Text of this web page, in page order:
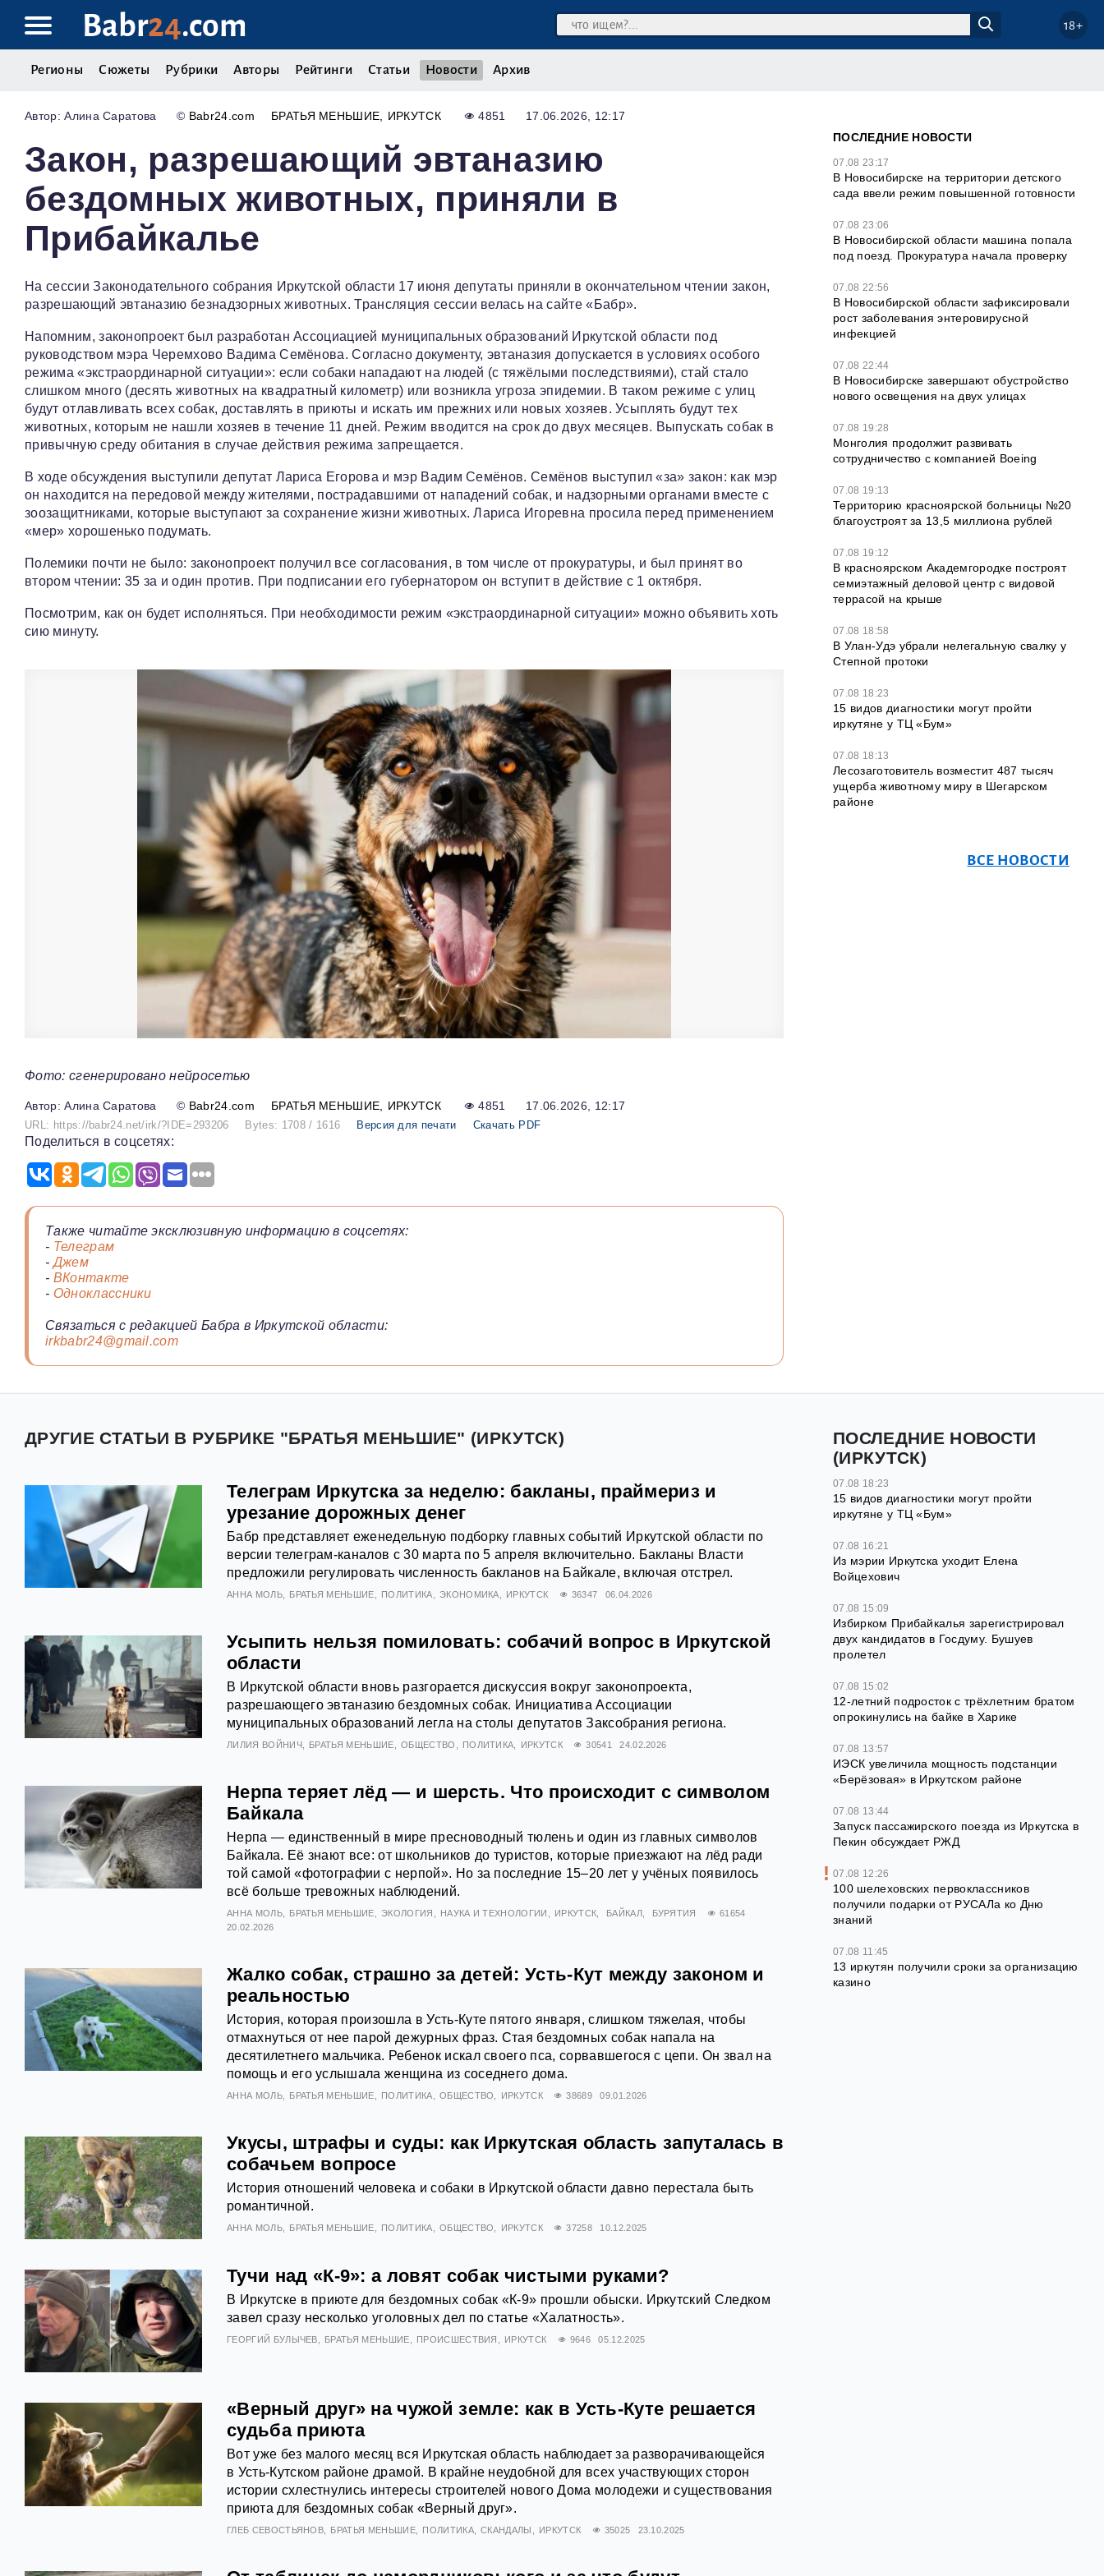
Babr24.com 18+
Регионы Сюжеты Рубрики Авторы Рейтинги Статьи Новости Архив
Алина Саратова © Babr24.com БРАТЬЯ МЕНЬШИЕ ИРКУТСК 4851 17.06.2026, 12:17
Закон, разрешающий эвтаназию
бездомных животных, приняли в
Прибайкалье
На сессии Законодательного собрания Иркутской области 17 июня депутаты приняли в окончательном чтении закон,
разрешающий эвтаназию безнадзорных животных. Трансляция сессии велась на сайте «Бабр».
Напомним, законопроект был разработан Ассоциацией муниципальных образований Иркутской области под
руководством мэра Черемхово Вадима Семёнова. Согласно документу, эвтаназия допускается в условиях особого
режима «экстраординарной ситуации»: если собаки нападают на людей (с тяжёлыми последствиями), стай стало
слишком много (десять животных на квадратный километр) или возникла угроза эпидемии. В таком режиме с улиц
будут отлавливать всех собак, доставлять в приюты и искать им прежних или новых хозяев. Усыплять будут тех
животных, которым не нашли хозяев в течение 11 дней. Режим вводится на срок до двух месяцев. Выпускать собак в
привычную среду обитания в случае действия режима запрещается.
В ходе обсуждения выступили депутат Лариса Егорова и мэр Вадим Семёнов. Семёнов выступил «за» закон: как мэр
он находится на передовой между жителями, пострадавшими от нападений собак, и надзорными органами вместе с
зоозащитниками, которые выступают за сохранение жизни животных. Лариса Игоревна просила перед применением
«мер» хорошенько подумать.
Полемики почти не было: законопроект получил все согласования, в том числе от прокуратуры, и был принят во
втором чтении: 35 за и один против. При подписании его губернатором он вступит в действие с 1 октября.
Посмотрим, как он будет исполняться. При необходимости режим «экстраординарной ситуации» можно объявить хоть
сию минуту.
Фото: сгенерировано нейросетью
Алина Саратова © Babr24.com БРАТЬЯ МЕНЬШИЕ ИРКУТСК 4851 17.06.2026, 12:17
URL: https://babr24.net/irk/?IDE=293206 Bytes: 1708 / 1616 Версия для печати Скачать PDF
Поделиться в соцсетях:
Также читайте эксклюзивную информацию в соцсетях:
- Телеграм
-Джем
- ВКонтакте
- Одноклассники
Связаться с редакцией Бабра в Иркутской области:
irkbabr24@gmail.com
ПОСЛЕДНИЕ НОВОСТИ
07.08 23:17
В Новосибирске на территории детского
сада ввели режим повышенной готовности
07.08 23:06
В Новосибирской области машина попала
под поезд. Прокуратура начала проверку
07.08 22:56
В Новосибирской области зафиксировали
рост заболевания энтеровирусной
инфекцией
07.08 22:44
В Новосибирске завершают обустройство
нового освещения на двух улицах
07.08 19:28
Монголия продолжит развивать
сотрудничество с компанией Boeing
07.08 19:13
Территорию красноярской больницы №20
благоустроят за 13,5 миллиона рублей
07.08 19:12
В красноярском Академгородке построят
семиэтажный деловой центр с видовой
террасой на крыше
07.08 18:58
В Улан-Удэ убрали нелегальную свалку у
Степной протоки
07.08 18:23
15 видов диагностики могут пройти
иркутяне у ТЦ «Бум»
07.08 18:13
Лесозаготовитель возместит 487 тысяч
ущерба животному миру в Шегарском
районе
ВСЕ НОВОСТИ
ДРУГИЕ СТАТЬИ В РУБРИКЕ "БРАТЬЯ МЕНЬШИЕ" (ИРКУТСК)
Телеграм Иркутска за неделю: бакланы, праймериз и
урезание дорожных денег
Бабр представляет еженедельную подборку главных событий Иркутской области по
версии телеграм-каналов с 30 марта по 5 апреля включительно. Бакланы Власти
предложили регулировать численность бакланов на Байкале, включая отстрел.
АННА МОЛЬ БРАТЬЯ МЕНЬШИЕ ПОЛИТИКА ЭКОНОМИКА ИРКУТСК 36347 06.04.2026
Усыпить нельзя помиловать: собачий вопрос в Иркутской
области
В Иркутской области вновь разгорается дискуссия вокруг законопроекта,
разрешающего эвтаназию бездомных собак. Инициатива Ассоциации
муниципальных образований легла на столы депутатов Заксобрания региона.
ЛИЛИЯ ВОЙНИЧ БРАТЬЯ МЕНЬШИЕ ОБЩЕСТВО ПОЛИТИКА ИРКУТСК 30541 24.02.2026
Нерпа теряет лёд — и шерсть. Что происходит с символом
Байкала
Нерпа — единственный в мире пресноводный тюлень и один из главных символов
Байкала. Её знают все: от школьников до туристов, которые приезжают на лёд ради
той самой «фотографии с нерпой». Но за последние 15–20 лет у учёных появилось
всё больше тревожных наблюдений.
АННА МОЛЬ БРАТЬЯ МЕНЬШИЕ ЭКОЛОГИЯ НАУКА И ТЕХНОЛОГИИ ИРКУТСК БАЙКАЛ БУРЯТИЯ
61654
20.02.2026
Жалко собак, страшно за детей: Усть-Кут между законом и
реальностью
История, которая произошла в Усть-Куте пятого января, слишком тяжелая, чтобы
отмахнуться от нее парой дежурных фраз. Стая бездомных собак напала на
десятилетнего мальчика. Ребенок искал своего пса, сорвавшегося с цепи. Он звал на
помощь и его услышала женщина из соседнего дома.
АННА МОЛЬ БРАТЬЯ МЕНЬШИЕ ПОЛИТИКА ОБЩЕСТВО ИРКУТСК 38689 09.01.2026
Укусы, штрафы и суды: как Иркутская область запуталась в
собачьем вопросе
История отношений человека и собаки в Иркутской области давно перестала быть
романтичной.
АННА МОЛЬ БРАТЬЯ МЕНЬШИЕ ПОЛИТИКА ОБЩЕСТВО ИРКУТСК 37258 10.12.2025
Тучи над «К-9»: а ловят собак чистыми руками?
В Иркутске в приюте для бездомных собак «К-9» прошли обыски. Иркутский Следком
завел сразу несколько уголовных дел по статье «Халатность».
ГЕОРГИЙ БУЛЫЧЕВ БРАТЬЯ МЕНЬШИЕ ПРОИСШЕСТВИЯ ИРКУТСК 9646 05.12.2025
«Верный друг» на чужой земле: как в Усть-Куте решается
судьба приюта
Вот уже без малого месяц вся Иркутская область наблюдает за разворачивающейся
в Усть-Кутском районе драмой. В крайне неудобной для всех участвующих сторон
истории схлестнулись интересы строителей нового Дома молодежи и существования
приюта для бездомных собак «Верный друг».
ГЛЕБ СЕВОСТЬЯНОВ БРАТЬЯ МЕНЬШИЕ ПОЛИТИКА СКАНДАЛЫ ИРКУТСК 35025 23.10.2025
ПОСЛЕДНИЕ НОВОСТИ
(ИРКУТСК)
07.08 18:23
15 видов диагностики могут пройти
иркутяне у ТЦ «Бум»
07.08 16:21
Из мэрии Иркутска уходит Елена
Войцехович
07.08 15:09
Избирком Прибайкалья зарегистрировал
двух кандидатов в Госдуму. Бушуев
пролетел
07.08 15:02
12‑летний подросток с трёхлетним братом
опрокинулись на байке в Харике
07.08 13:57
ИЭСК увеличила мощность подстанции
«Берёзовая» в Иркутском районе
07.08 13:44
Запуск пассажирского поезда из Иркутска в
Пекин обсуждает РЖД
07.08 12:26
100 шелеховских первоклассников
получили подарки от РУСАЛа ко Дню
знаний
07.08 11:45
13 иркутян получили сроки за организацию
казино